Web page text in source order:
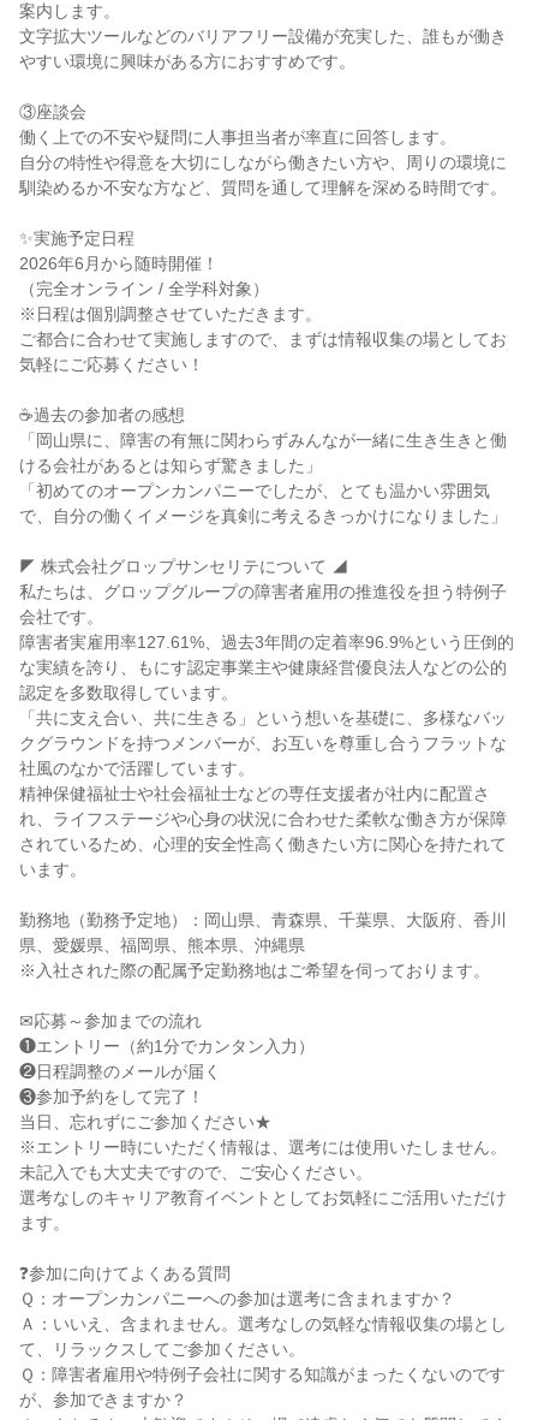
案内します。
文字拡大ツールなどのバリアフリー設備が充実した、誰もが働き
やすい環境に興味がある方におすすめです。
③座談会
働く上での不安や疑問に人事担当者が率直に回答します。
自分の特性や得意を大切にしながら働きたい方や、周りの環境に
馴染めるか不安な方など、質問を通して理解を深める時間です。
✨実施予定日程
2026年6月から随時開催！
（完全オンライン / 全学科対象）
※日程は個別調整させていただきます。
ご都合に合わせて実施しますので、まずは情報収集の場としてお
気軽にご応募ください！
☕過去の参加者の感想
「岡山県に、障害の有無に関わらずみんなが一緒に生き生きと働
ける会社があるとは知らず驚きました」
「初めてのオープンカンパニーでしたが、とても温かい雰囲気
で、自分の働くイメージを真剣に考えるきっかけになりました」
◤ 株式会社グロップサンセリテについて ◢
私たちは、グロップグループの障害者雇用の推進役を担う特例子
会社です。
障害者実雇用率127.61%、過去3年間の定着率96.9%という圧倒的
な実績を誇り、もにす認定事業主や健康経営優良法人などの公的
認定を多数取得しています。
「共に支え合い、共に生きる」という想いを基礎に、多様なバッ
クグラウンドを持つメンバーが、お互いを尊重し合うフラットな
社風のなかで活躍しています。
精神保健福祉士や社会福祉士などの専任支援者が社内に配置さ
れ、ライフステージや心身の状況に合わせた柔軟な働き方が保障
されているため、心理的安全性高く働きたい方に関心を持たれて
います。
勤務地（勤務予定地）：岡山県、青森県、千葉県、大阪府、香川
県、愛媛県、福岡県、熊本県、沖縄県
※入社された際の配属予定勤務地はご希望を伺っております。
✉応募～参加までの流れ
❶エントリー（約1分でカンタン入力）
❷日程調整のメールが届く
❸参加予約をして完了！
当日、忘れずにご参加ください★
※エントリー時にいただく情報は、選考には使用いたしません。
未記入でも大丈夫ですので、ご安心ください。
選考なしのキャリア教育イベントとしてお気軽にご活用いただけ
ます。
❓参加に向けてよくある質問
Ｑ：オープンカンパニーへの参加は選考に含まれますか？
Ａ：いいえ、含まれません。選考なしの気軽な情報収集の場とし
て、リラックスしてご参加ください。
Ｑ：障害者雇用や特例子会社に関する知識がまったくないのです
が、参加できますか？